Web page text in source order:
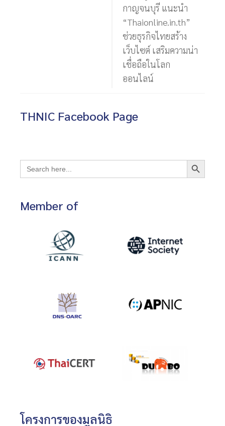
กาญจนบุรี แนะนำ
“Thaionline.in.th”
ช่วยธุรกิจไทยสร้าง
เว็บไซต์ เสริมความน่า
เชื่อถือในโลก
ออนไลน์
THNIC Facebook Page
Search
for:
Search Button
Member of
โครงการของมูลนิธิ